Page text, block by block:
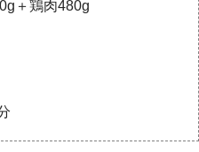
＋鶏肉480g